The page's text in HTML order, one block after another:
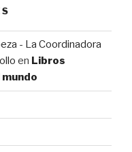
- La Coordinadora
en Libros